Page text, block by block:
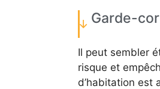
Garde-
Il peut sembler
risque et
d’habitation est